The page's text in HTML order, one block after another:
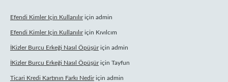
Efendi Kimler Için Kullanılıriçin admin
Efendi Kimler Için Kullanılıriçin Kıvılcım
İKizler Burcu Erkeği Nasıl Öpüşüriçin admin
İKizler Burcu Erkeği Nasıl Öpüşüriçin Tayfun
Ticari Kredi Kartının Farkı Nediriçin admin